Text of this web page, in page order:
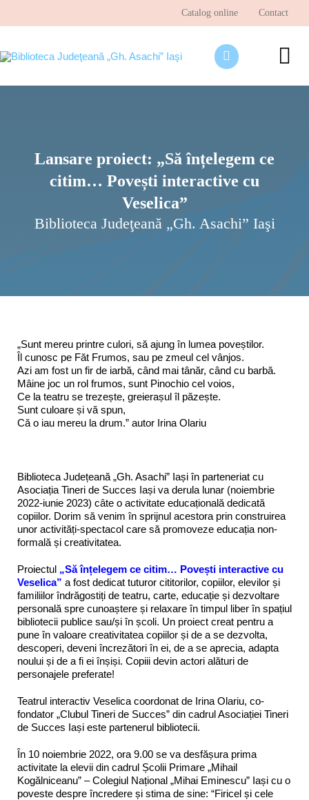
Catalog online Contact
Ştiri şi evenimente
Programe şi proiecte
Interes public
Lansare proiect: „Să înțelegem ce
citim… Povești interactive cu
Veselica”
Biblioteca Judeţeană „Gh. Asachi” Iaşi
„Sunt mereu printre culori, să ajung în lumea poveștilor.
Îl cunosc pe Făt Frumos, sau pe zmeul cel vânjos.
Azi am fost un fir de iarbă, când mai tânăr, când cu barbă.
Mâine joc un rol frumos, sunt Pinochio cel voios,
Ce la teatru se trezește, greierașul îl păzește.
Sunt culoare și vă spun,
Că o iau mereu la drum.” autor Irina Olariu
Biblioteca Județeană „Gh. Asachi” Iași în parteneriat cu
Asociația Tineri de Succes Iași va derula lunar (noiembrie
2022-iunie 2023) câte o activitate educațională dedicată
copiilor. Dorim să venim în sprijnul acestora prin construirea
unor activități-spectacol care să promoveze educația non-
formală și creativitatea.
Proiectul „Să înțelegem ce citim… Povești interactive cu
Veselica” a fost dedicat tuturor cititorilor, copiilor, elevilor și
familiilor îndrăgostiți de teatru, carte, educație și dezvoltare
personală spre cunoaștere și relaxare în timpul liber în spațiul
bibliotecii publice sau/și în școli. Un proiect creat pentru a
pune în valoare creativitatea copiilor și de a se dezvolta,
descoperi, deveni încrezători în ei, de a se aprecia, adapta
noului și de a fi ei înșiși. Copiii devin actori alături de
personajele preferate!
Teatrul interactiv Veselica coordonat de Irina Olariu, co-
fondator „Clubul Tineri de Succes” din cadrul Asociației Tineri
de Succes Iași este partenerul bibliotecii.
În 10 noiembrie 2022, ora 9.00 se va desfășura prima
activitate la elevii din cadrul Școlii Primare „Mihail
Kogălniceanu” – Colegiul Național „Mihai Eminescu” Iași cu o
poveste despre încredere și stima de sine: “Firicel și cele